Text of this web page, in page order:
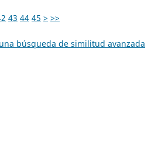
43 44 45 > >>
búsqueda de similitud avanzada